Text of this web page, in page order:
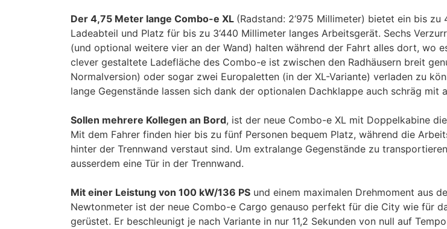
Der 4,75 Meter lange Combo-e XL (Radstand: 2‘975 Millimeter) bietet ein bis zu
Ladeabteil und Platz für bis zu 3‘440 Millimeter langes Arbeitsgerät. Sechs
(und optional weitere vier an der Wand) halten während der Fahrt alles dort, wo
clever gestaltete Ladefläche des Combo-e ist zwischen den Radhäusern breit
Normalversion) oder sogar zwei Europaletten (in der XL-Variante) verladen zu
lange Gegenstände lassen sich dank der optionalen Dachklappe auch schräg mit
Sollen mehrere Kollegen an Bord, ist der neue Combo-e XL mit Doppelkabine
Mit dem Fahrer finden hier bis zu fünf Personen bequem Platz, während die
hinter der Trennwand verstaut sind. Um extralange Gegenstände zu
ausserdem eine Tür in der Trennwand.
Mit einer Leistung von 100 kW/136 PS und einem maximalen Drehmoment aus
Newtonmeter ist der neue Combo-e Cargo genauso perfekt für die City wie für
gerüstet. Er beschleunigt je nach Variante in nur 11,2 Sekunden von null auf